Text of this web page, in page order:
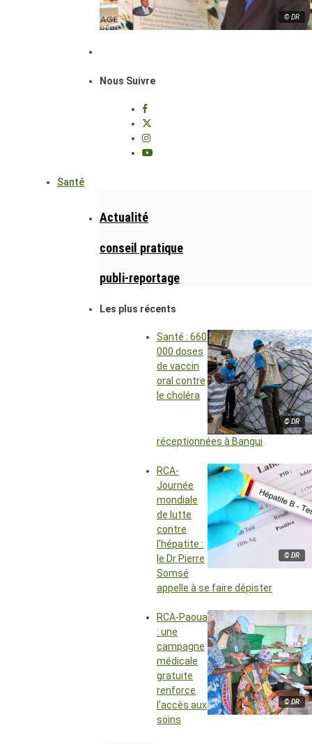
© DR
Nous Suivre
Santé
Actualité
conseil pratique
publi-reportage
Les plus récents
© DR
Santé : 660
000 doses
de vaccin
oral contre
le choléra
réceptionnées à Bangui
© DR
RCA-
Journée
mondiale
de lutte
contre
l’hépatite :
le Dr Pierre
Somsé
appelle à se faire dépister
© DR
RCA-Paoua
: une
campagne
médicale
gratuite
renforce
l’accès aux
soins